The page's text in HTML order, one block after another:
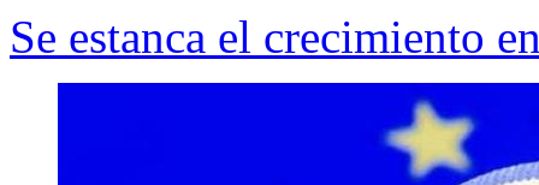
Se estanca el crecimiento